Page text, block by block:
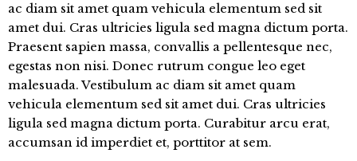
ac diam sit amet quam vehicula elementum sed sit
amet dui. Cras ultricies ligula sed magna dictum porta.
Praesent sapien massa, convallis a pellentesque nec,
egestas non nisi. Donec rutrum congue leo eget
malesuada. Vestibulum ac diam sit amet quam
vehicula elementum sed sit amet dui. Cras ultricies
ligula sed magna dictum porta. Curabitur arcu erat,
accumsan id imperdiet et, porttitor at sem.